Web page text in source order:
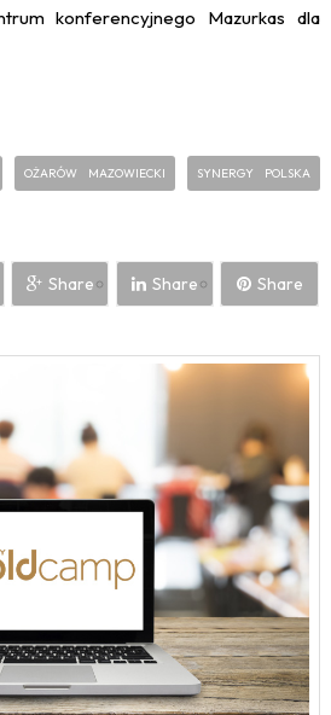
konferencyjnego Mazurkas dla
OŻARÓW MAZOWIECKI SYNERGY POLSKA
Share Share Share